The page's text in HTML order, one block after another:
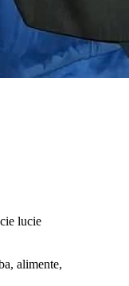
lucie
alimente,